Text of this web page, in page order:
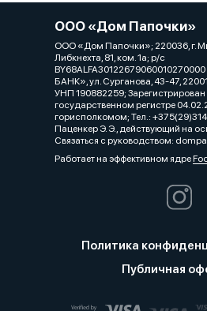
ООО «Дом Папочки»
ООО «Дом Папочки»; 220036, г.
Либкнехта, 81, ком. 1a; р/с
БАНК», ул. Сурганова, 43-47,
УНП 190882259;
государственном регистре
горисполкомом; Тел.:
Паценкер Э. Э., действующий на
Связаться с руководством:
Работает на эффективном ядре
Политика
Публичная